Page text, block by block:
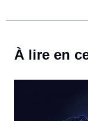
À lire en